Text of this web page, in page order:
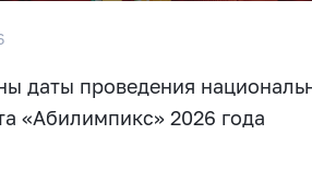
даты проведения
«Абилимпикс» 2026 года